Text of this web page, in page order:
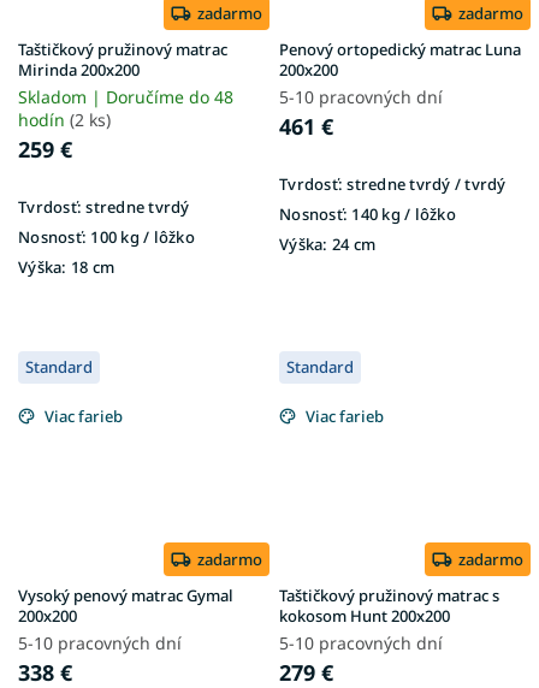
zadarmo
Taštičkový pružinový matrac
Mirinda 200x200
Skladom | Doručíme do 48
hodín (2 ks)
259 €
Tvrdosť: stredne tvrdý
Nosnosť: 100 kg / lôžko
Výška: 18 cm
zadarmo
Penový ortopedický matrac Luna
200x200
5-10 pracovných dní
461 €
Tvrdosť: stredne tvrdý / tvrdý
Nosnosť: 140 kg / lôžko
Výška: 24 cm
Standard
Viac farieb
zadarmo
Vysoký penový matrac Gymal
200x200
5-10 pracovných dní
338 €
Standard
Viac farieb
zadarmo
Taštičkový pružinový matrac s
kokosom Hunt 200x200
5-10 pracovných dní
279 €